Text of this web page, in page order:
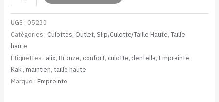
UGS : 05230
Catégories : Culottes, Outlet,Slip/Culotte/Taille Haute,Taille
haute
Étiquettes : alix,Bronze, confort, culotte, dentelle,Empreinte,
Kaki,maintien,taille haute
Marque :Empreinte